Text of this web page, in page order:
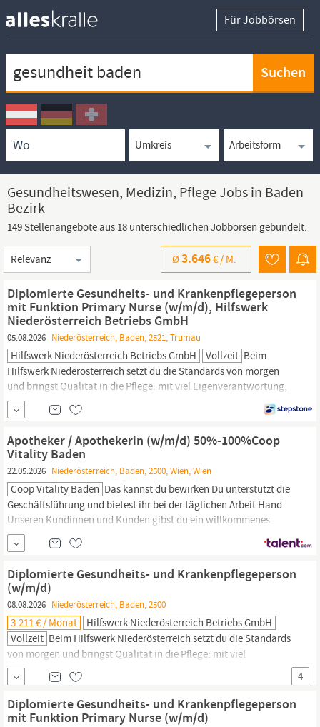
Für Jobbörsen
Ortssuche
Umkreissuche
Arbeitsform
Gesundheitswesen, Medizin, Pflege Jobs in Baden
Bezirk
149 Stellenangebote aus 18 unterschiedlichen Jobbörsen gebündelt.
Sortierung
Ø3.646€ / M.
Diplomierte Gesundheits- und Krankenpflegeperson
mit Funktion Primary Nurse (w/m/d), Hilfswerk
Niederösterreich Betriebs GmbH
05.08.2026 Niederösterreich, Baden, 2521, Trumau
Hilfswerk Niederösterreich Betriebs GmbH Vollzeit Beim
Hilfswerk Niederösterreich setzt du die Standards von morgen
und bringst Qualität in die Pflege: mit viel Eigenverantwortung,
deinem Fachwissen und wertvollem Austausch. Wir sind die Nr. 1
in der Pflege zu Hause! Werde auch du Teil unseres Teams! In
Baden/Thermenregion
bieten wir ab sofort die Jobposition
DiplomierteGesundheits-...
Apotheker / Apothekerin (w/m/d) 50%-100%Coop
Vitality Baden
22.05.2026 Niederösterreich, Baden, 2500, Wien, Wien
Coop Vitality Baden Das kannst du bewirken Du unterstützt die
Geschäftsführung und bietest ihr bei der täglichen Arbeit Hand
Unseren Kundinnen und Kunden gibst du ein willkommenes
Gefühl: Die Beratung bei
Gemeinsam mit dem Team erbringst du die Dienstleistungen der
entgeht...
Diplomierte Gesundheits- und Krankenpflegeperson
(w/m/d)
08.08.2026 Niederösterreich, Baden, 2500
3.211 € / Monat
Hilfswerk Niederösterreich Betriebs GmbH
Vollzeit Beim Hilfswerk Niederösterreich setzt du die Standards
von morgen und bringst Qualität in die Pflege: mit viel
Eigenverantwortung, deinem Fachwissen und wertvollem
Austausch. Wir sind die Nr. 1 in der Pflege zu Hause! Werde auch
du Teil unseres Teams! InBaden/Thermenregionbieten wir ab
sofort die Jobposition DiplomierteGesundheits- ...
4
Diplomierte Gesundheits- und Krankenpflegeperson
mit Funktion Primary Nurse (w/m/d)